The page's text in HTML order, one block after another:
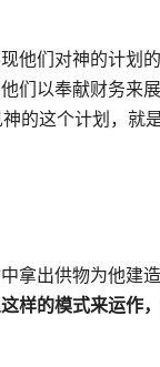
他们对神的计划
们以奉献财务来
的这个计划，就
拿出供物为他建造
的模式来运作